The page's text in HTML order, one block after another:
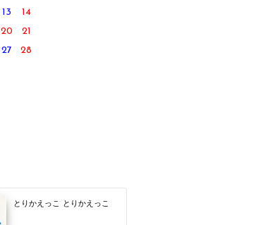
13
14
20
21
27
28
とりかえっこ とりかえっこ